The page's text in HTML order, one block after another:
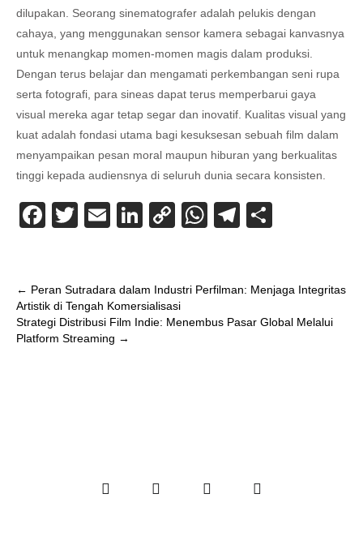
dilupakan. Seorang sinematografer adalah pelukis dengan
cahaya, yang menggunakan sensor kamera sebagai kanvasnya
untuk menangkap momen-momen magis dalam produksi.
Dengan terus belajar dan mengamati perkembangan seni rupa
serta fotografi, para sineas dapat terus memperbarui gaya
visual mereka agar tetap segar dan inovatif. Kualitas visual yang
kuat adalah fondasi utama bagi kesuksesan sebuah film dalam
menyampaikan pesan moral maupun hiburan yang berkualitas
tinggi kepada audiensnya di seluruh dunia secara konsisten.
F
e
b
o
T
er
E
Li
e
dI
C
y
Li
W
s
A
T
gr
a
e
← Peran Sutradara dalam Industri Perfilman: Menjaga Integritas
Artistik di Tengah Komersialisasi
Strategi Distribusi Film Indie: Menembus Pasar Global Melalui
Platform Streaming →